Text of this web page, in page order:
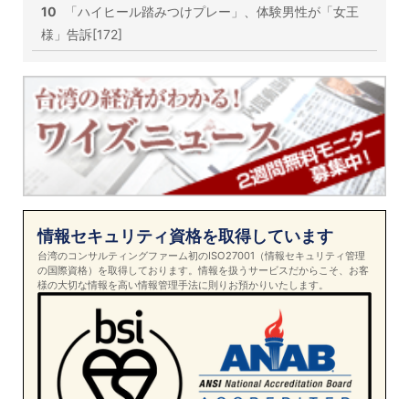
10
「ハイヒール踏みつけプレー」、体験男性が「女王
様」告訴[172]
情報セキュリティ資格を取得しています
台湾のコンサルティングファーム初のISO27001（情報セキュリティ管理
の国際資格）を取得しております。情報を扱うサービスだからこそ、お客
様の大切な情報を高い情報管理手法に則りお預かりいたします。